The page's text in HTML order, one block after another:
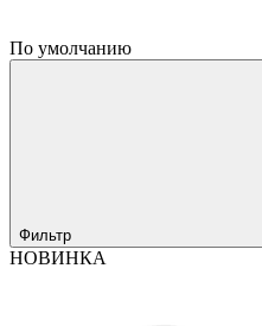
По умолчанию
Фильтр
НОВИНКА